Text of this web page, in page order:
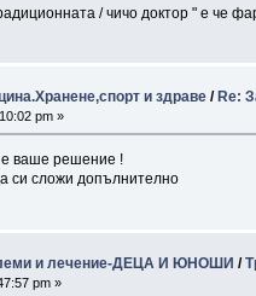
/ чичо доктор " е че
и здраве / Re:
pm »
е ваше решение !
си сложи допълнително
и лечение-ДЕЦА И ЮНОШИ /
pm »